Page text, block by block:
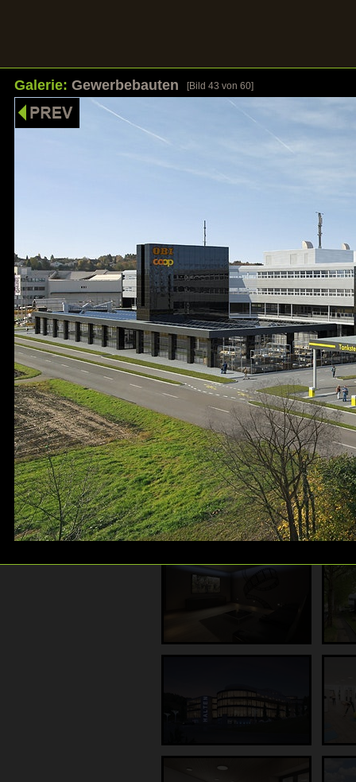
Galerie: Wohnbauten
Galerie: Gewerbebauten
Galerie: Luftbilder
Galerie: 360° Panos
Bilder sagen mehr als Worte
Klicken Sie auf ein Bild um die Galerie zu
Galerie: Gewerbebauten [Bild 43 von 60]